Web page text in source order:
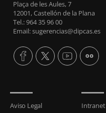
Plaça de les Aules, 7
12001, Castellón de la Plana
Tel.: 964 35 96 00
Email: sugerencias@dipcas.es
Aviso Legal
Intranet